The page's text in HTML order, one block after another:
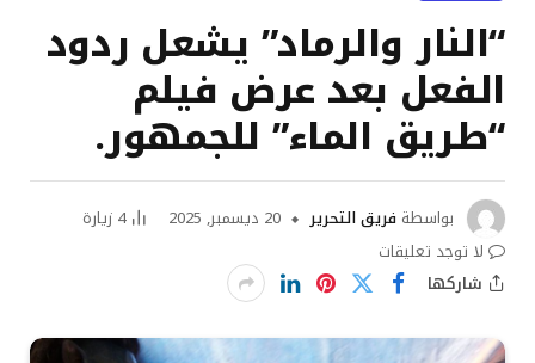
“النار والرماد” يشعل ردود
الفعل بعد عرض فيلم
“طريق الماء” للجمهور.
بواسطة فريق التحرير 20 ديسمبر, 2025 4 زيارة
لا توجد تعليقات
شاركها